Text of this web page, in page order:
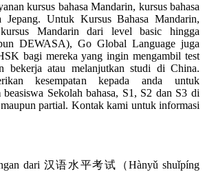
kursus bahasa Mandarin, kursus bahasa
Jepang. Untuk Kursus Bahasa Mandarin,
Mandarin dari level basic hingga
DEWASA), Go Global Language juga
bagi mereka yang ingin mengambil test
bekerja atau melanjutkan studi di China.
kesempatan kepada anda untuk
beasiswa Sekolah bahasa, S1, S2 dan S3 di
partial. Kontak kami untuk informasi
dari 汉语水平考试（Hànyǔ shuǐpíng